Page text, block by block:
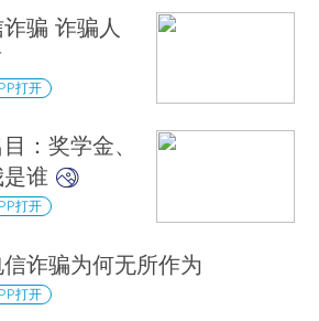
骗 诈骗人
打开
：奖学金、
谁
打开
诈骗为何无所作为
打开